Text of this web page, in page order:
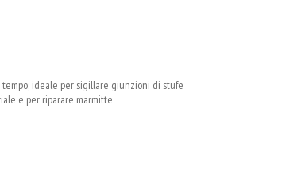
ideale per sigillare giunzioni di stufe
e per riparare marmitte